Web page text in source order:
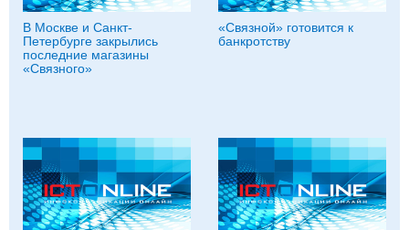
В Москве и Санкт-
Петербурге закрылись
последние магазины
«Связного»
«Связной» готовится к
банкротству